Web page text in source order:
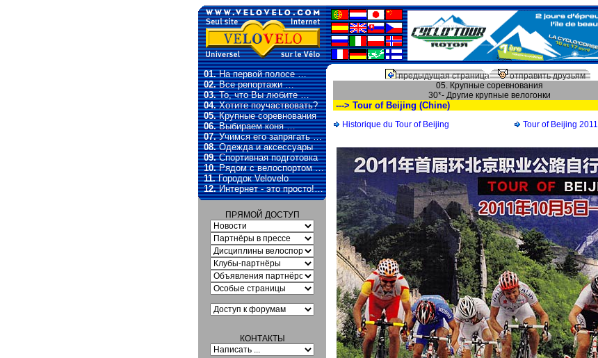
01.На первой полосе …
02.Все репортажи …
03.То, что Вы любите …
04.Хотите поучаствовать?
05.Крупные соревнования
06.Выбираем коня …
07.Учимся его запрягать …
08.Одежда и аксессуары
09.Спортивная подготовка
10.Рядом с велоспортом …
11.Городок Velovelo
12.Интернет - это просто!…
ПРЯМОЙ ДОСТУП
КОНТАКТЫ
предыдущая страница
отправить друзьям
05. Крупные соревнования
30*- Другие крупные велогонки
---> Tour of Beijing (Chine)
Historique du Tour of Beijing Tour of Beijing 2011